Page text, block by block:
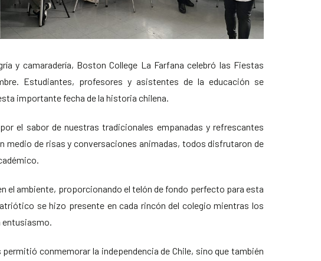
y camaradería, Boston College La Farfana celebró las Fiestas
Estudiantes, profesores y asistentes de la educación se
importante fecha de la historia chilena.
el sabor de nuestras tradicionales empanadas y refrescantes
medio de risas y conversaciones animadas, todos disfrutaron de
el ambiente, proporcionando el telón de fondo perfecto para esta
se hizo presente en cada rincón del colegio mientras los
entusiasmo.
conmemorar la independencia de Chile, sino que también